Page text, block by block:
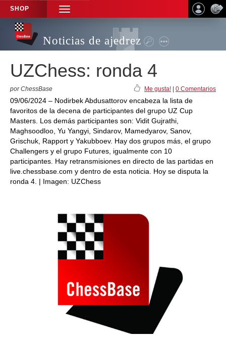
SHOP
TOGGLE
NAVIGATION
Noticias de ajedrez
UZChess: ronda 4
por ChessBase Me gusta! 0 Comentarios
09/06/2024 – Nodirbek Abdusattorov encabeza la lista de
favoritos de la decena de participantes del grupo UZ Cup
Masters. Los demás participantes son: Vidit Gujrathi,
Maghsoodloo, Yu Yangyi, Sindarov, Mamedyarov, Sanov,
Grischuk, Rapport y Yakubboev. Hay dos grupos más, el grupo
Challengers y el grupo Futures, igualmente con 10
participantes. Hay retransmisiones en directo de las partidas en
live.chessbase.com y dentro de esta noticia. Hoy se disputa la
ronda 4. | Imagen: UZChess